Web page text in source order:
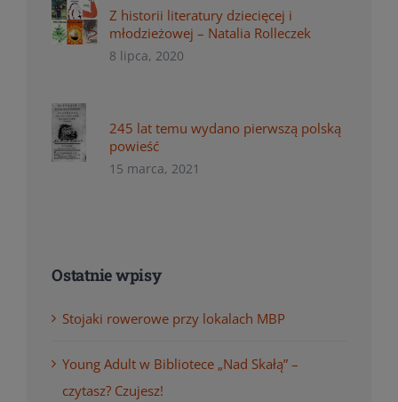
Z historii literatury dziecięcej i
młodzieżowej – Natalia Rolleczek
8 lipca, 2020
245 lat temu wydano pierwszą polską
powieść
15 marca, 2021
Ostatnie wpisy
Stojaki rowerowe przy lokalach MBP
Young Adult w Bibliotece „Nad Skałą” –
czytasz? Czujesz!